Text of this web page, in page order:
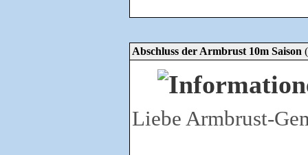
Abschluss der Armbrust 10m Saison
Liebe Armbrust-